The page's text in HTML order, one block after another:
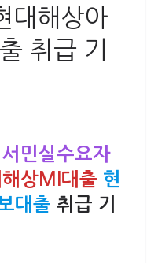
대해상아
취급 기
서민실수요자
상MI대출 현
대출 취급 기